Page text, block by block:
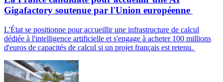
Gigafactory soutenue par l'Union européenne
L'État se positionne pour accueillir une infrastructure de calcul
dédiée à l'intelligence artificielle et s'engage à acheter 100 millions
d'euros de capacités de calcul si un projet français est retenu.